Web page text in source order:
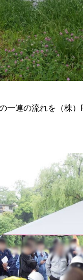
一連の流れを（株